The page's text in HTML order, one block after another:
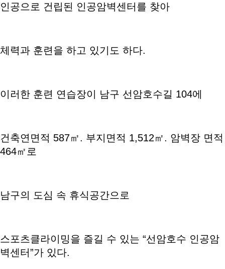
인공으로 건립된 인공암벽센터를 찾아
체력과 훈련을 하고 있기도 하다.
이러한 훈련 연습장이 남구 선암호수길 104에
건축연면적 587㎡. 부지면적 1,512㎡. 암벽장 면적
464㎡로
남구의 도심 속 휴식공간으로
스포츠클라이밍을 즐길 수 있는 “선암호수 인공암
벽센터”가 있다.